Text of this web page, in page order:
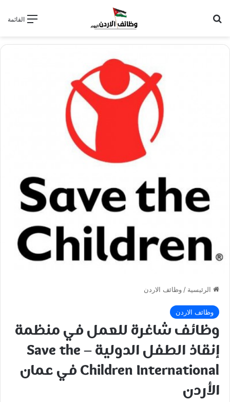
القائمة
الرئيسية /وظائف الاردن
وظائف الاردن
وظائف شاغرة للعمل في منظمة
إنقاذ الطفل الدولية – Save the
Children International في عمان
الأردن